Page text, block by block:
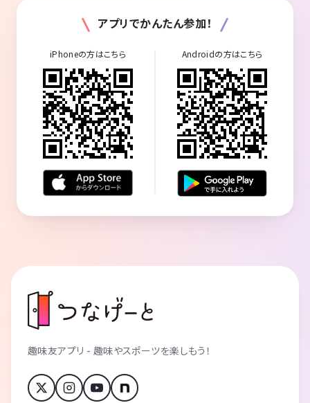
アプリでかんたん参加！
iPhoneの方はこちら Androidの方はこちら
趣味友アプリ - 趣味やスポーツを楽しもう！